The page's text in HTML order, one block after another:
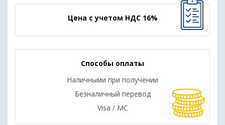
Цена с учетом НДС 16%
Способы оплаты
Наличными при получении
Безналичный перевод
Visa / MC